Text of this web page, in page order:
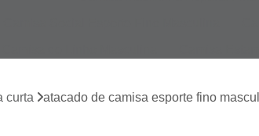
Camisa Masculina
Camisa Masculina
curta atacado de camisa esporte fino